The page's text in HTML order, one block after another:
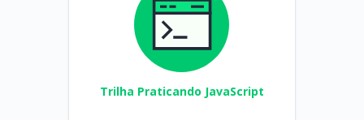
Trilha Praticando JavaScript